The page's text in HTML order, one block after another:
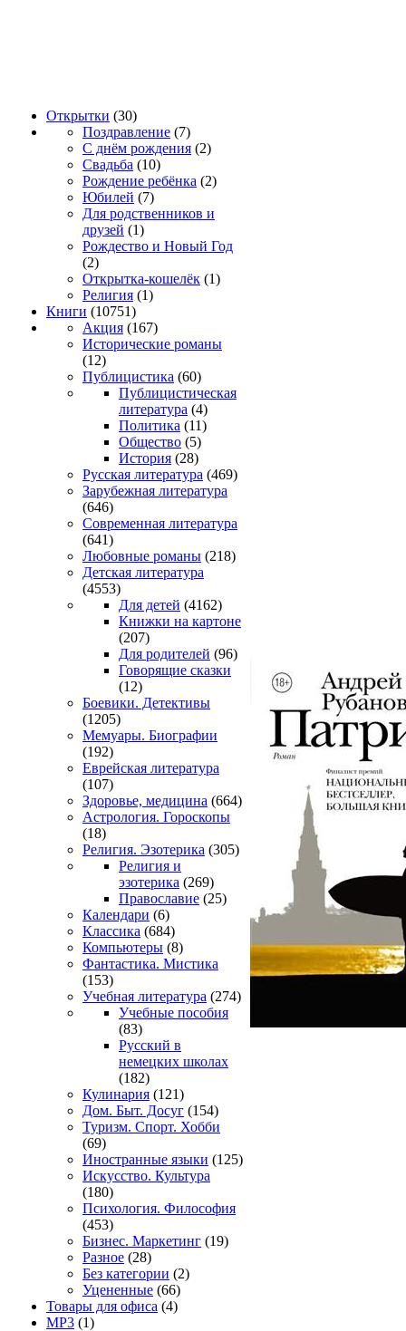
Открытки (30)
Поздравление (7)
С днём рождения (2)
Свадьба (10)
Рождение ребёнка (2)
Юбилей (7)
Для родственников и
друзей (1)
Рождество и Новый Год
(2)
Открытка-кошелёк (1)
Религия (1)
Книги (10751)
Акция (167)
Исторические романы
(12)
Публицистика (60)
Публицистическая
литература (4)
Политика (11)
Общество (5)
История (28)
Русская литература (469)
Зарубежная литература
(646)
Современная литература
(641)
Любовные романы (218)
Детская литература
(4553)
Для детей (4162)
Книжки на картоне
(207)
Для родителей (96)
Говорящие сказки
(12)
Боевики. Детективы
(1205)
Мемуары. Биографии
(192)
Еврейская литература
(107)
Здоровье, медицина (664)
Астрология. Гороскопы
(18)
Религия. Эзотерика (305)
Религия и
эзотерика (269)
Православие (25)
Календари (6)
Классика (684)
Компьютеры (8)
Фантастика. Мистика
(153)
Учебная литература (274)
Учебные пособия
(83)
Русский в
немецких школах
(182)
Кулинария (121)
Дом. Быт. Досуг (154)
Туризм. Спорт. Хобби
(69)
Иностранные языки (125)
Искусство. Культура
(180)
Психология. Философия
(453)
Бизнес. Маркетинг (19)
Разное (28)
Без категории (2)
Уцененные (66)
Товары для офиса (4)
MP3 (1)